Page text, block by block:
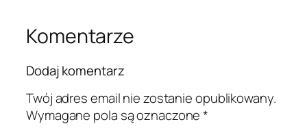
Komentarze
Dodaj komentarz
Twój adres email nie zostanie opublikowany.
Wymagane pola są oznaczone*